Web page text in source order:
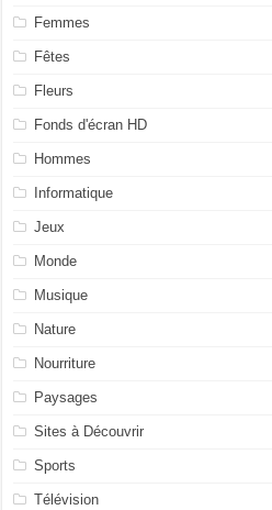
Femmes
Fêtes
Fleurs
Fonds d'écran HD
Hommes
Informatique
Jeux
Monde
Musique
Nature
Nourriture
Paysages
Sites à Découvrir
Sports
Télévision